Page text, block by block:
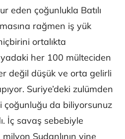
eden çoğunlukla Batılı
rağmen iş yük
ortalıkta
her 100 mülteciden
değil düşük ve orta gelirli
Suriye’deki zulümden
çoğunluğu da biliyorsunuz
İç savaş sebebiyle
Sudanlının yine